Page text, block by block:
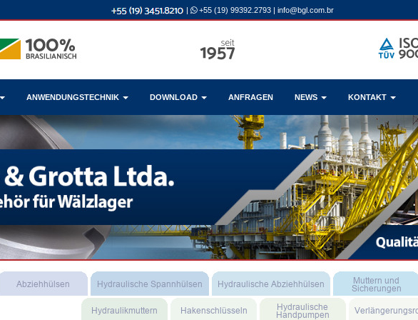
| +55 (19) 99392.2793 | info@bgl.com.br
ANWENDUNGSTECHNIK DOWNLOAD ANFRAGEN NEWS KONTAKT